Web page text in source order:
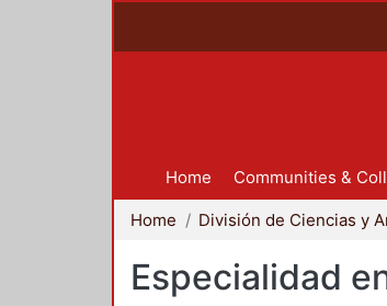
Home Communities &
Home
Especialidad